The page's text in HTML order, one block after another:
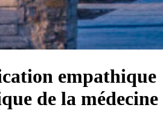
empathique
de la médecine